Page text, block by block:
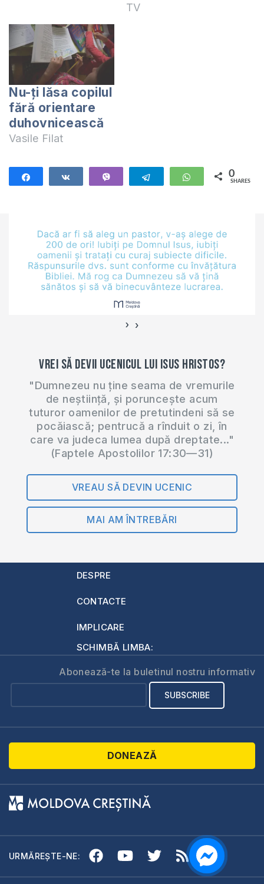
TV
Nu-ți lăsa copilul
fără orientare
duhovnicească
Vasile Filat
Telegram WhatsApp
0
SHARES
‹ ›
Vrei să devii ucenicul lui Isus Hristos?
"Dumnezeu nu ține seama de vremurile
de neștiință, și poruncește acum
tuturor oamenilor de pretutindeni să se
pocăiască; pentrucă a rînduit o zi, în
care va judeca lumea după dreptate..."
(Faptele Apostolilor 17:30—31)
VREAU SĂ DEVIN UCENIC
MAI AM ÎNTREBĂRI
DESPRE
CONTACTE
IMPLICARE
SCHIMBĂ LIMBA:
Abonează-te la buletinul nostru informativ
DONEAZĂ
URMĂREȘTE-NE: